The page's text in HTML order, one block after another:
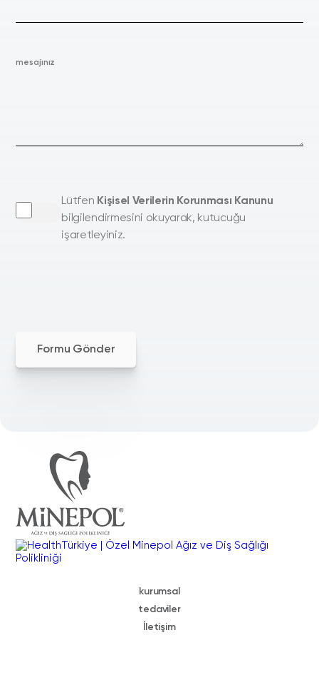
mesajınız
Lütfen Kişisel Verilerin Korunması Kanunu
bilgilendirmesini okuyarak, kutucuğu
işaretleyiniz.
Formu Gönder
kurumsal
tedaviler
İletişim